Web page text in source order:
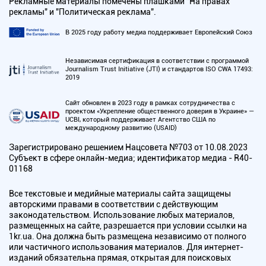
рекламы" и "Политическая реклама".
В 2025 году работу медиа поддерживает Европейский Союз
Независимая сертификация в соответствии с программой
Journalism Trust Initiative (JTI) и стандартов ISO CWA 17493:
2019
Сайт обновлен в 2023 году в рамках сотрудничества с
проектом «Укрепление общественного доверия в Украине» —
UCBI, который поддерживает Агентство США по
международному развитию (USAID)
Зарегистрировано решением Нацсовета №703 от 10.08.2023
Субъект в сфере онлайн-медиа; идентификатор медиа - R40-
01168
Все текстовые и медийные материалы сайта защищены
авторскими правами в соответствии с действующим
законодательством. Использование любых материалов,
размещенных на сайте, разрешается при условии ссылки на
1kr.ua. Она должна быть размещена независимо от полного
или частичного использования материалов. Для интернет-
изданий обязательна прямая, открытая для поисковых